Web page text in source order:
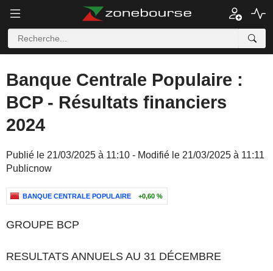
Banque Centrale Populaire :
BCP - Résultats financiers
2024
Publié le 21/03/2025 à 11:10 - Modifié le 21/03/2025 à 11:11
Publicnow
BANQUE CENTRALE POPULAIRE +0,60 %
GROUPE BCP
RESULTATS ANNUELS AU 31 DÉCEMBRE